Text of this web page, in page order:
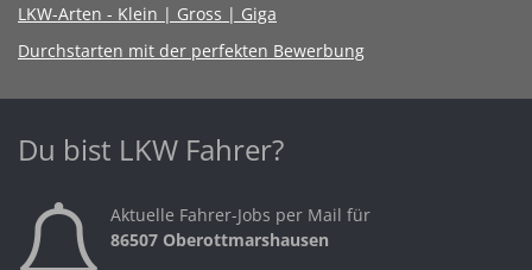
LKW-Arten - Klein | Gross | Giga
Durchstarten mit der perfekten Bewerbung
Du bist LKW Fahrer?
Aktuelle Fahrer-Jobs per Mail für
86507 Oberottmarshausen